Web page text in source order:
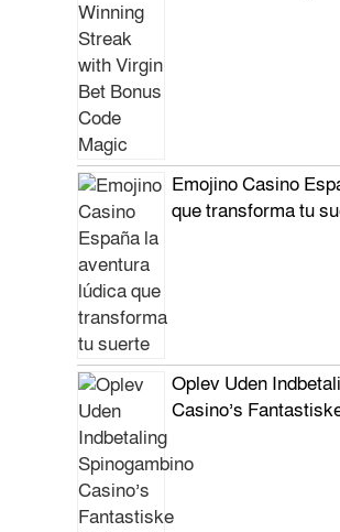
Emojino Casino
que transforma tu
Oplev Uden
Casino’s